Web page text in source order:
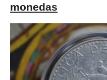
monedas